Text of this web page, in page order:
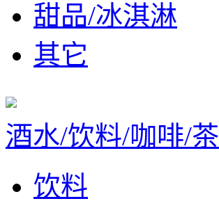
甜品/冰淇淋
其它
酒水/饮料/咖啡/茶
饮料